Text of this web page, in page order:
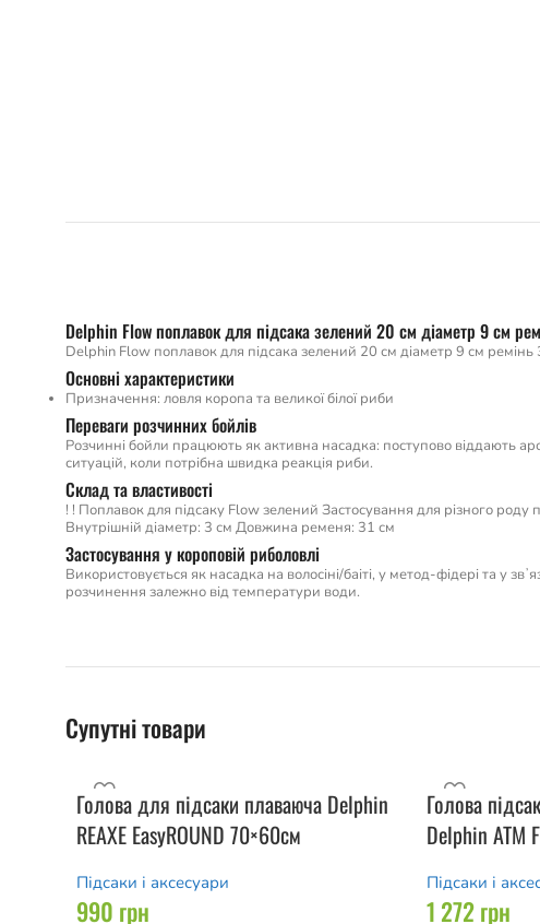
Delphin Flow поплавок для підсака зелений 20 см діаметр 9 см
Delphin Flow поплавок для підсака зелений 20 см діаметр 9 см
Основні характеристики
Призначення: ловля коропа та великої білої риби
Переваги розчинних бойлів
Розчинні бойли працюють як активна насадка: поступово віддають
ситуацій, коли потрібна швидка реакція риби.
Склад та властивості
! ! Поплавок для підсаку Flow зелений Застосування для різного
Внутрішній діаметр: 3 см Довжина ременя: 31 см
Застосування у короповій риболовлі
Використовується як насадка на волосіні/баіті, у метод-фідері та у
розчинення залежно від температури води.
Супутні товари
Голова для підсаки плаваюча Delphin
REAXE EasyROUND 70×60см
Підсаки і аксесуари
990 грн
Голова
Delphin ATM
Підсаки і
1 272грн